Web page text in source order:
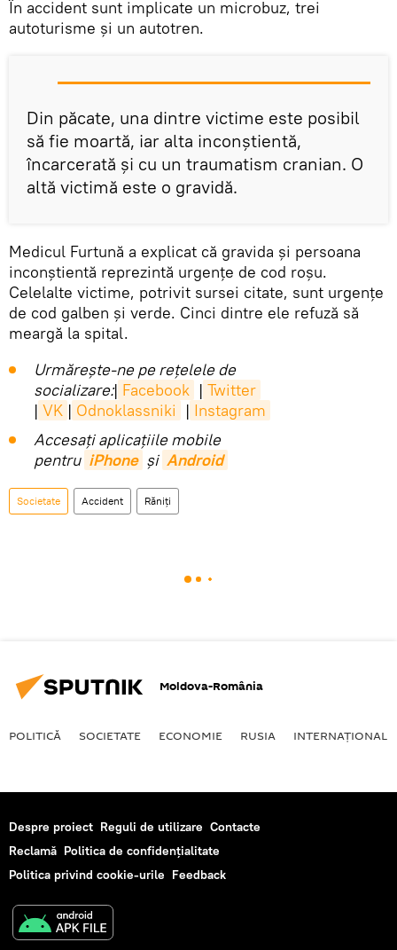
În accident sunt implicate un microbuz, trei
autoturisme și un autotren.
Din păcate, una dintre victime este posibil
să fie moartă, iar alta inconștientă,
încarcerată și cu un traumatism cranian. O
altă victimă este o gravidă.
Medicul Furtună a explicat că gravida și persoana
inconștientă reprezintă urgențe de cod roșu.
Celelalte victime, potrivit sursei citate, sunt urgențe
de cod galben și verde. Cinci dintre ele refuză să
meargă la spital.
Urmărește-ne pe rețelele de
socializare:| Facebook | Twitter
| VK | Odnoklassniki | Instagram
Accesaţi aplicaţiile mobile
pentru iPhone și Android
Societate Accident Răniți
Moldova-România
POLITICĂ SOCIETATE ECONOMIE RUSIA INTERNAŢIONAL
Despre proiect Reguli de utilizare Contacte
Reclamă Politica de confidențialitate
Politica privind cookie-urile Feedback